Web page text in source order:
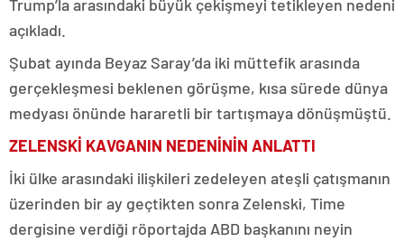
Trump’la arasındaki büyük çekişmeyi tetikleyen nedeni
açıkladı.
Şubat ayında Beyaz Saray’da iki müttefik arasında
gerçekleşmesi beklenen görüşme, kısa sürede dünya
medyası önünde hararetli bir tartışmaya dönüşmüştü.
ZELENSKİ KAVGANIN NEDENİNİN ANLATTI
İki ülke arasındaki ilişkileri zedeleyen ateşli çatışmanın
üzerinden bir ay geçtikten sonra Zelenski, Time
dergisine verdiği röportajda ABD başkanını neyin